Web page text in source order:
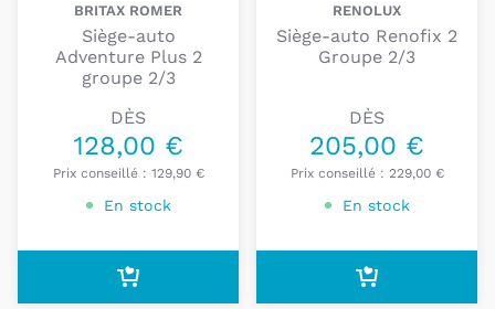
BRITAX ROMER
Siège-auto
Adventure Plus 2
groupe 2/3
DÈS
128,00 €
Prix conseillé : 129,90 €
En stock
RENOLUX
Siège-auto Renofix 2
Groupe 2/3
DÈS
205,00 €
Prix conseillé : 229,00 €
En stock